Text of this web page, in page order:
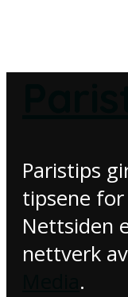
Paristips
tipsene for
Nettsiden
nettverk
.